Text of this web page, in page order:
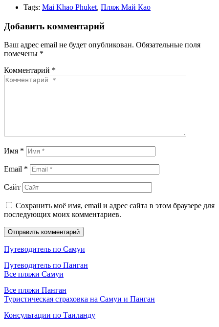
Tags: Mai Khao Phuket, Пляж Май Као
Добавить комментарий
Ваш адрес email не будет опубликован. Обязательные поля
помечены *
Комментарий *
Имя *
Email *
Сайт
Сохранить моё имя, email и адрес сайта в этом браузере для
последующих моих комментариев.
Путеводитель по Самуи
Путеводитель по Панган
Все пляжи Самуи
Все пляжи Панган
Туристическая страховка на Самуи и Панган
Консультации по Таиланду